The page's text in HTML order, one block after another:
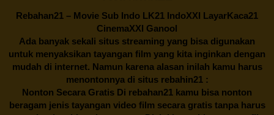
Rebahan21 – Movie Sub Indo LK21 IndoXXI LayarKaca21
CinemaXXI Ganool
Ada banyak sekali situs streaming yang bisa digunakan
untuk menyaksikan tayangan film yang kita inginkan dengan
mudah di internet. Namun karena alasan inilah kamu harus
menontonnya di situs rebahin21 :
Nonton Secara Gratis Di rebahan21 kamu bisa nonton
beragam jenis tayangan video film secara gratis tanpa harus